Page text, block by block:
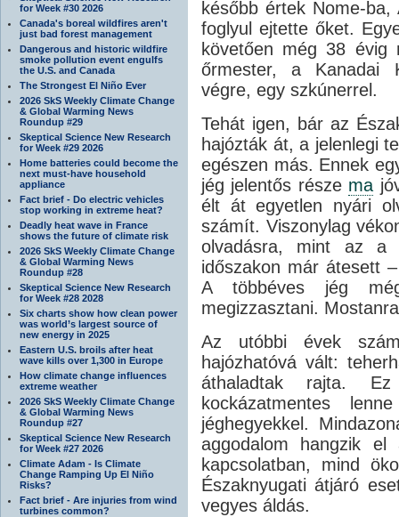
for Week #30 2026
Canada's boreal wildfires aren't
just bad forest management
Dangerous and historic wildfire
smoke pollution event engulfs
the U.S. and Canada
The Strongest El Niño Ever
2026 SkS Weekly Climate Change
& Global Warming News
Roundup #29
Skeptical Science New Research
for Week #29 2026
Home batteries could become the
next must-have household
appliance
Fact brief - Do electric vehicles
stop working in extreme heat?
Deadly heat wave in France
shows the future of climate risk
2026 SkS Weekly Climate Change
& Global Warming News
Roundup #28
Skeptical Science New Research
for Week #28 2028
Six charts show how clean power
was world’s largest source of
new energy in 2025
Eastern U.S. broils after heat
wave kills over 1,300 in Europe
How climate change influences
extreme weather
2026 SkS Weekly Climate Change
& Global Warming News
Roundup #27
Skeptical Science New Research
for Week #27 2026
Climate Adam - Is Climate
Change Ramping Up El Niño
Risks?
Fact brief - Are injuries from wind
turbines common?
később értek Nome-
foglyul ejtette őket.
követően még 38
őrmester, a Kanadai
végre, egy szkúnerrel.
Tehát igen, bár az
hajózták át, a jelenlegi
egészen más. Ennek
jég jelentős része ma
élt át egyetlen nyári
számít. Viszonylag
olvadásra, mint az a
időszakon már átesett
A többéves jég
megizzasztani.
Az utóbbi évek
hajózhatóvá vált:
áthaladtak rajta.
kockázatmentes
jéghegyekkel.
aggodalom hangzik el
kapcsolatban, mind
Északnyugati átjáró
vegyes áldás.